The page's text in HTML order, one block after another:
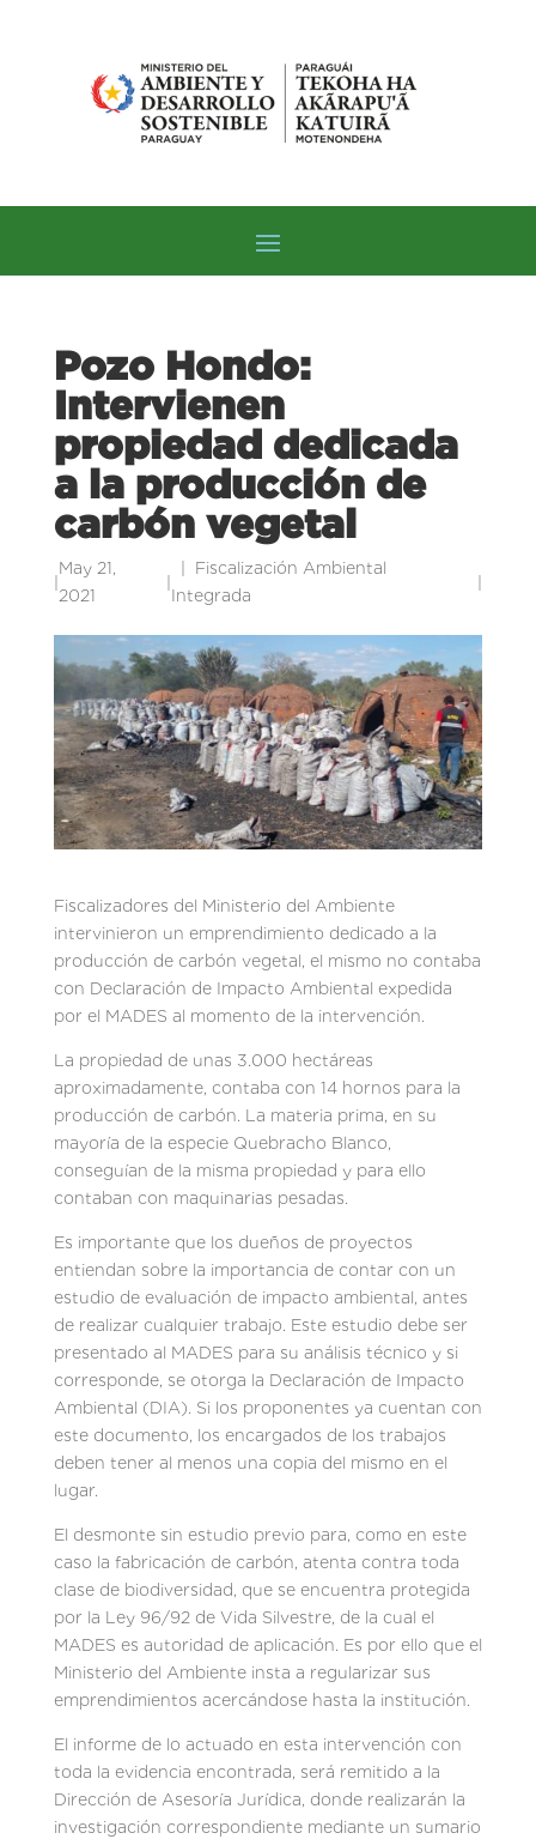
Pozo Hondo:
Intervienen
propiedad dedicada
a la producción de
carbón vegetal
|
May 21,
2021
|
Fiscalización Ambiental
Integrada
|
Fiscalizadores del Ministerio del Ambiente
intervinieron un emprendimiento dedicado a la
producción de carbón vegetal, el mismo no contaba
con Declaración de Impacto Ambiental expedida
por el MADES al momento de la intervención.
La propiedad de unas 3.000 hectáreas
aproximadamente, contaba con 14 hornos para la
producción de carbón. La materia prima, en su
mayoría de la especie Quebracho Blanco,
conseguían de la misma propiedad y para ello
contaban con maquinarias pesadas.
Es importante que los dueños de proyectos
entiendan sobre la importancia de contar con un
estudio de evaluación de impacto ambiental, antes
de realizar cualquier trabajo. Este estudio debe ser
presentado al MADES para su análisis técnico y si
corresponde, se otorga la Declaración de Impacto
Ambiental (DIA). Si los proponentes ya cuentan con
este documento, los encargados de los trabajos
deben tener al menos una copia del mismo en el
lugar.
El desmonte sin estudio previo para, como en este
caso la fabricación de carbón, atenta contra toda
clase de biodiversidad, que se encuentra protegida
por la Ley 96/92 de Vida Silvestre, de la cual el
MADES es autoridad de aplicación. Es por ello que el
Ministerio del Ambiente insta a regularizar sus
emprendimientos acercándose hasta la institución.
El informe de lo actuado en esta intervención con
toda la evidencia encontrada, será remitido a la
Dirección de Asesoría Jurídica, donde realizarán la
investigación correspondiente mediante un sumario